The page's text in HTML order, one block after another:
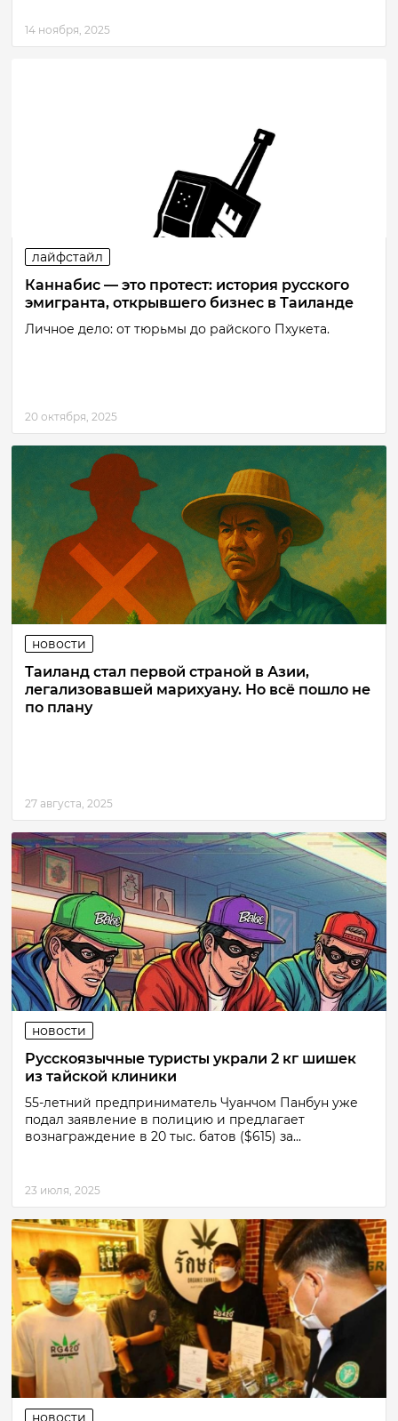
14 ноября, 2025
лайфстайл
Каннабис — это протест: история русского
эмигранта, открывшего бизнес в Таиланде
Личное дело: от тюрьмы до райского Пхукета.
20 октября, 2025
новости
Таиланд стал первой страной в Азии,
легализовавшей марихуану. Но всё пошло не
по плану
27 августа, 2025
новости
Русскоязычные туристы украли 2 кг шишек
из тайской клиники
55-летний предприниматель Чуанчом Панбун уже
подал заявление в полицию и предлагает
вознаграждение в 20 тыс. батов ($615) за...
23 июля, 2025
новости